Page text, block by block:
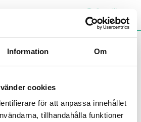
Information Om
cookies
för att anpassa innehållet
tillhandahålla funktioner
SÖK
Vakter Luftflöde